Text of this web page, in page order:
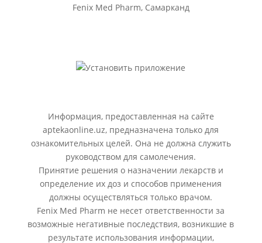
Fenix Med Pharm, Самарканд
Информация, предоставленная на сайте
aptekaonline.uz, предназначена только для
ознакомительных целей. Она не должна служить
руководством для самолечения.
Принятие решения о назначении лекарств и
определение их доз и способов применения
должны осуществляться только врачом.
Fenix Med Pharm не несет ответственности за
возможные негативные последствия, возникшие в
результате использования информации,